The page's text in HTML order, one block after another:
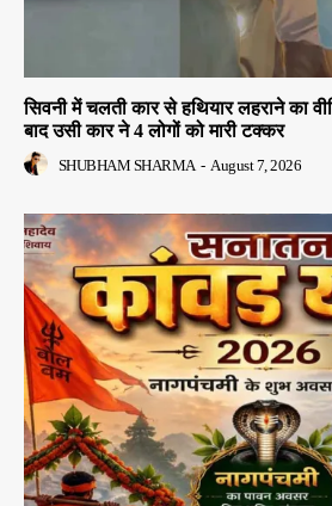
सिवनी में चलती कार से हथियार लहराने का
बाद उसी कार ने 4 लोगों को मारी टक्कर
SHUBHAM SHARMA - August 7, 2026